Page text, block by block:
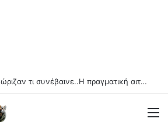
Ν.Αντωνιάδης: Γνώριζαν τι συνέβαινε..Η πραγματική αιτία των αιφνίδιων θανάτων θα βεβαιώνεται και ερχονται οι μέγιστες ποινές!!